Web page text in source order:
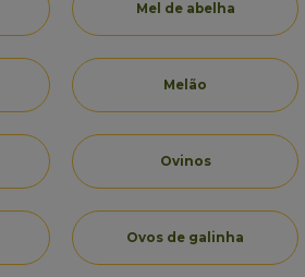
Mel de abelha
Melão
Ovinos
Ovos de galinha